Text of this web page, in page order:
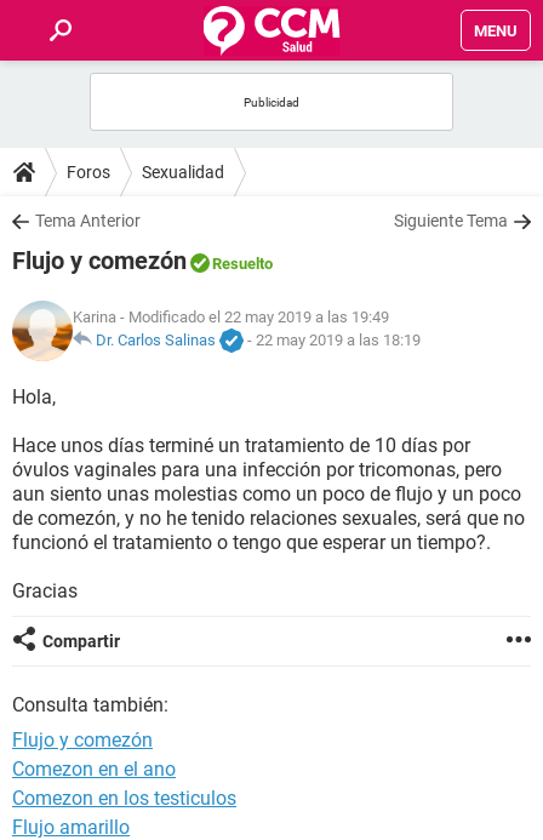
MENU
FOROS
SALUD
FAMILIA
NUTRICIÓN
BIENESTAR
SEXUALIDAD
GLOSARIO
Foros Sexualidad
Tema Anterior Siguiente Tema
Flujo y comezón Resuelto
Karina - Modificado el 22 may 2019 a las 19:49
Dr. Carlos Salinas
- 22 may 2019 a las 18:19
Hola,
Hace unos días terminé un tratamiento de 10 días por
óvulos vaginales para una infección por tricomonas, pero
aun siento unas molestias como un poco de flujo y un poco
de comezón, y no he tenido relaciones sexuales, será que no
funcionó el tratamiento o tengo que esperar un tiempo?.
Gracias
Compartir
Consulta también:
Flujo y comezón
Comezon en el ano
Comezon en los testiculos
Flujo amarillo